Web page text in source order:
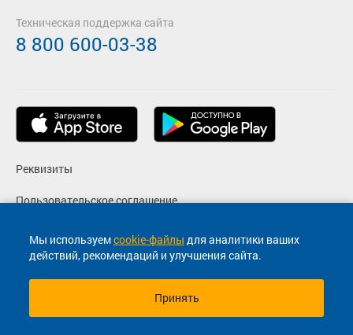
Мы используемcookie-файлы для аналитики ваших
действий, рекомендаций и улучшения сайта.
Принять
Реквизиты
Пользовательское соглашение
Политика конфиденциальности
Согласие на маркетинговые сообщения
Техническая поддержка сайта
8 800 600-03-38
© 2013-2026, ООО "Капитал"- Онлайн сервис продажи